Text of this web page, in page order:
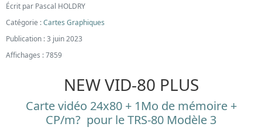
Écrit par Pascal HOLDRY
Catégorie :Cartes Graphiques
Publication : 3 juin 2023
Affichages : 7859
NEW VID-80 PLUS
Carte vidéo 24x80 + 1Mo de mémoire +
CP/m? pour le TRS-80 Modèle 3